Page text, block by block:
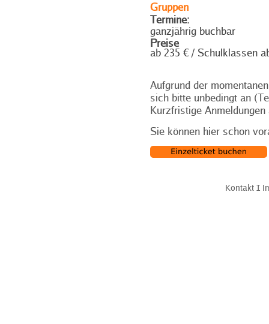
Gruppen
Termine:
ganzjährig buchbar
Preise
ab 235 € / Schulklassen
Aufgrund der
sich bitte unbedingt an
Kurzfristige
Sie können hier schon
Kontakt Ι